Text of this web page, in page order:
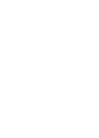
＼お試し体